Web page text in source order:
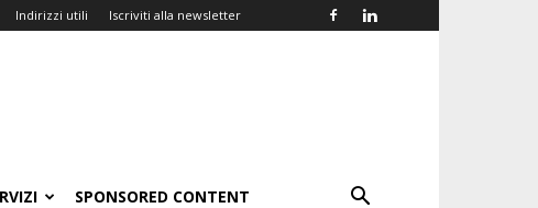
Indirizzi utili Iscriviti alla newsletter
SPONSORED CONTENT